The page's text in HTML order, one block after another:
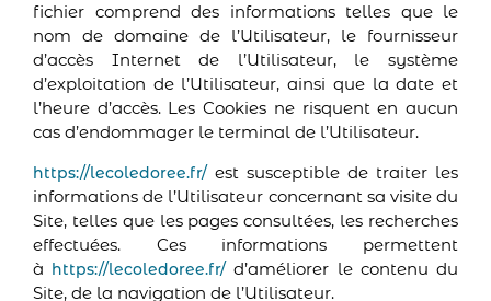
fichier comprend des informations telles que le
nom de domaine de l’Utilisateur, le fournisseur
d’accès Internet de l’Utilisateur, le système
d’exploitation de l’Utilisateur, ainsi que la date et
l’heure d’accès. Les Cookies ne risquent en aucun
cas d’endommager le terminal de l’Utilisateur.
https://lecoledoree.fr/est susceptible de traiter les
informations de l’Utilisateur concernant sa visite du
Site, telles que les pages consultées, les recherches
effectuées. Ces informations permettent
à https://lecoledoree.fr/d’améliorer le contenu du
Site, de la navigation de l’Utilisateur.